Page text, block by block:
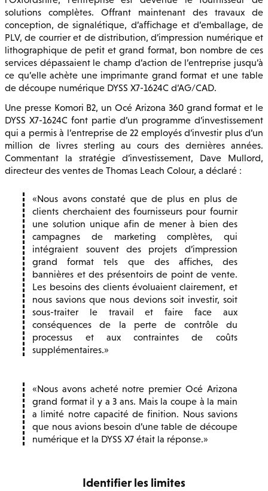
solutions complètes. Offrant maintenant des travaux de
conception, de signalétique, d’affichage et d’emballage, de
PLV, de courrier et de distribution, d’impression numérique et
lithographique de petit et grand format, bon nombre de ces
services dépassaient le champ d’action de l’entreprise jusqu’à
ce qu’elle achète une imprimante grand format et une table
de découpe numérique DYSS X7-1624C d’AG/CAD.
Une presse Komori B2, un Océ Arizona 360 grand format et le
DYSS X7-1624C font partie d’un programme d’investissement
qui a permis à l’entreprise de 22 employés d’investir plus d’un
million de livres sterling au cours des dernières années.
Commentant la stratégie d’investissement, Dave Mullord,
directeur des ventes de Thomas Leach Colour, a déclaré :
Nous avons constaté que de plus en plus de
clients cherchaient des fournisseurs pour fournir
une solution unique afin de mener à bien des
campagnes de marketing complètes, qui
intégraient souvent des projets d’impression
grand format tels que des affiches, des
bannières et des présentoirs de point de vente.
Les besoins des clients évoluaient clairement, et
nous savions que nous devions soit investir, soit
sous-traiter le travail et faire face aux
conséquences de la perte de contrôle du
processus et aux contraintes de coûts
supplémentaires.
Nous avons acheté notre premier Océ Arizona
grand format il y a 3 ans. Mais la coupe à la main
a limité notre capacité de finition. Nous savions
que nous avions besoin d’une table de découpe
numérique et la DYSS X7 était la réponse.
Identifier les limites